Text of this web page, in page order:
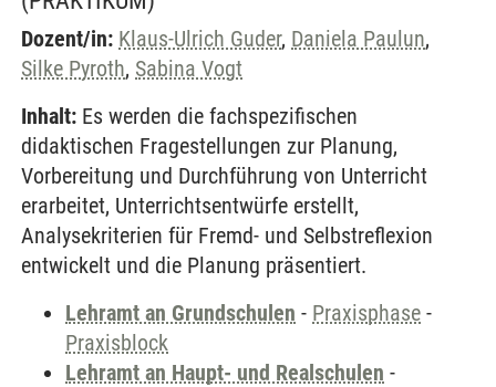
Dozent/in: Klaus-Ulrich Guder, Daniela Paulun,
Silke Pyroth, Sabina Vogt
Inhalt: Es werden die fachspezifischen
didaktischen Fragestellungen zur Planung,
Vorbereitung und Durchführung von Unterricht
erarbeitet, Unterrichtsentwürfe erstellt,
Analysekriterien für Fremd- und Selbstreflexion
entwickelt und die Planung präsentiert.
Lehramt an Grundschulen - Praxisphase -
Praxisblock
Lehramt an Haupt- und Realschulen -